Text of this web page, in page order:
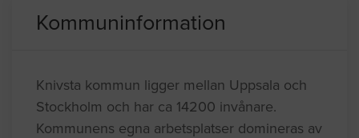
Kommuninformation
Knivsta kommun ligger mellan Uppsala och
Stockholm och har ca 14200 invånare.
Kommunens egna arbetsplatser domineras av